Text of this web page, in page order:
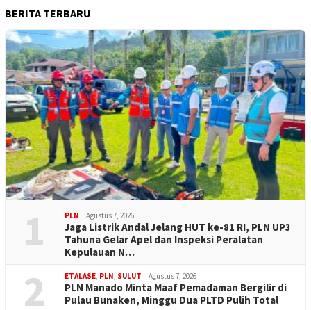
BERITA TERBARU
1 PLN Agustus 7, 2026
Jaga Listrik Andal Jelang HUT ke-81 RI, PLN UP3
Tahuna Gelar Apel dan Inspeksi Peralatan
Kepulauan N…
2 ETALASE, PLN, SULUT Agustus 7, 2026
PLN Manado Minta Maaf Pemadaman Bergilir di
Pulau Bunaken, Minggu Dua PLTD Pulih Total